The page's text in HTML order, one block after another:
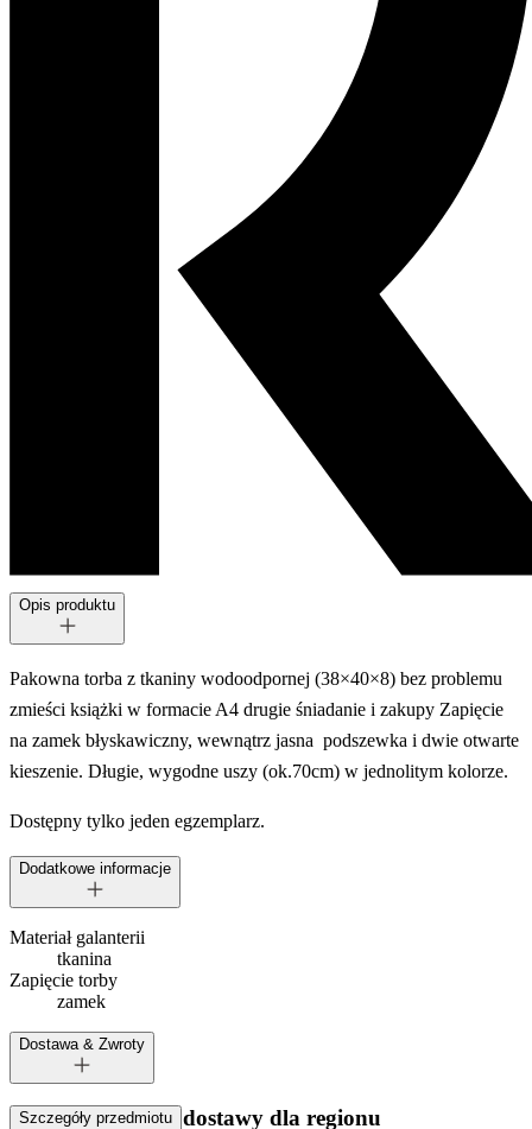
Opis produktu
Pakowna torba z tkaniny wodoodpornej (38×40×8) bez problemu
zmieści książki w formacie A4 drugie śniadanie i zakupy Zapięcie
na zamek błyskawiczny, wewnątrz jasna podszewka i dwie otwarte
kieszenie. Długie, wygodne uszy (ok.70cm) w jednolitym kolorze.
Dostępny tylko jeden egzemplarz.
Dodatkowe informacje
Materiał galanterii
tkanina
Zapięcie torby
zamek
Dostawa & Zwroty
Dostępne metody dostawy dla regionu
Szczegóły przedmiotu